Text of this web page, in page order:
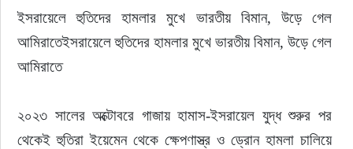
ইসরায়েলে হুতিদের হামলার মুখে ভারতীয় বিমান, উড়ে গেল
আমিরাতেইসরায়েলে হুতিদের হামলার মুখে ভারতীয় বিমান, উড়ে গেল
আমিরাতে
২০২৩ সালের অক্টোবরে গাজায় হামাস-ইসরায়েল যুদ্ধ শুরুর পর
থেকেই হুতিরা ইয়েমেন থেকে ক্ষেপণাস্ত্র ও ড্রোন হামলা চালিয়ে